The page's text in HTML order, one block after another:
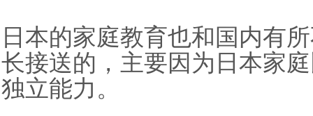
日本的家庭教育也和国内有
长接送的，主要因为日本家
独立能力。